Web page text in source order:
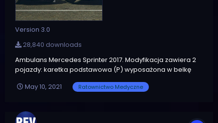
Version 3.0
28,840 downloads
Ambulans Mercedes Sprinter 2017. Modyfikacja zawiera 2
pojazdy: karetka podstawowa (P) wyposażona w belkę
wyposażona w 2 belki Gamet Prism Obie wersje posiadają
May 10, 2021 Ratownictwo Medyczne